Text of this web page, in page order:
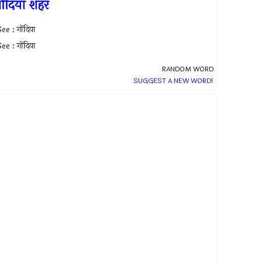
शहर
: गोंदिया
: गोंदिया
RANDOM WORD
SUGGEST A NEW WORD!